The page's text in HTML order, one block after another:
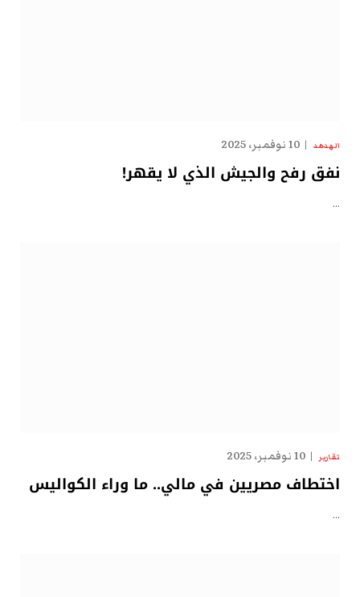
الهدهد 10 نوفمبر، 2025
نفق رفح والجيش الذي لا يقهر!
…
تقارير 10 نوفمبر، 2025
اختطاف مصريين في مالي.. ما وراء الكواليس
…